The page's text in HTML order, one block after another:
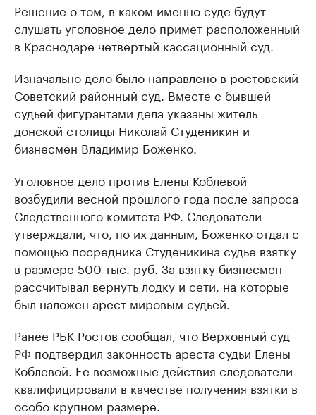
Решение о том, в каком именно суде будут
слушать уголовное дело примет расположенный
в Краснодаре четвертый кассационный суд.
Изначально дело было направлено в ростовский
Советский районный суд. Вместе с бывшей
судьей фигурантами дела указаны житель
донской столицы Николай Студеникин и
бизнесмен Владимир Боженко.
Уголовное дело против Елены Коблевой
возбудили весной прошлого года после запроса
Следственного комитета РФ. Следователи
утверждали, что, по их данным, Боженко отдал с
помощью посредника Студеникина судье взятку
в размере 500 тыс. руб. За взятку бизнесмен
рассчитывал вернуть лодку и сети, на которые
был наложен арест мировым судьей.
Ранее РБК Ростов сообщал , что Верховный суд
РФ подтвердил законность ареста судьи Елены
Коблевой. Ее возможные действия следователи
квалифицировали в качестве получения взятки в
особо крупном размере.